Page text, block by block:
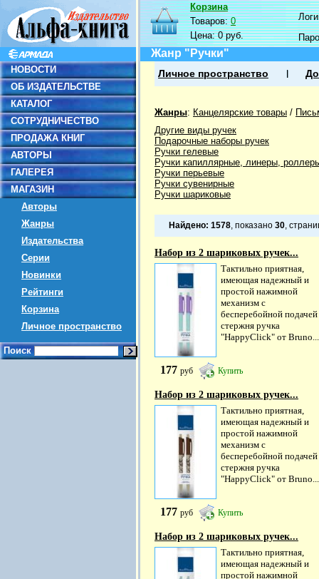
НОВОСТИ
ОБ ИЗДАТЕЛЬСТВЕ
КАТАЛОГ
СОТРУДНИЧЕСТВО
ПРОДАЖА КНИГ
АВТОРЫ
ГАЛЕРЕЯ
МАГАЗИН
Авторы
Жанры
Издательства
Серии
Новинки
Рейтинги
Корзина
Личное пространство
Поиск
Корзина
Товаров:0
Цена:0 руб.
Жанр "Ручки"
Личное пространство
Жанры: Канцелярские товары /
Другие виды ручек
Подарочные наборы ручек
Ручки гелевые
Ручки капиллярные, линеры,
Ручки перьевые
Ручки сувенирные
Ручки шариковые
Найдено: 1578, показано 30,
Набор из 2 шариковых ручек...
Тактильно приятная,
имеющая надежный и
простой нажимной
механизм с
бесперебойной подачей
стержня ручка
"HappyClick" от Bruno...
177 руб Купить
Набор из 2 шариковых ручек...
Тактильно приятная,
имеющая надежный и
простой нажимной
механизм с
бесперебойной подачей
стержня ручка
"HappyClick" от Bruno...
177 руб Купить
Набор из 2 шариковых ручек...
Тактильно приятная,
имеющая надежный и
простой нажимной